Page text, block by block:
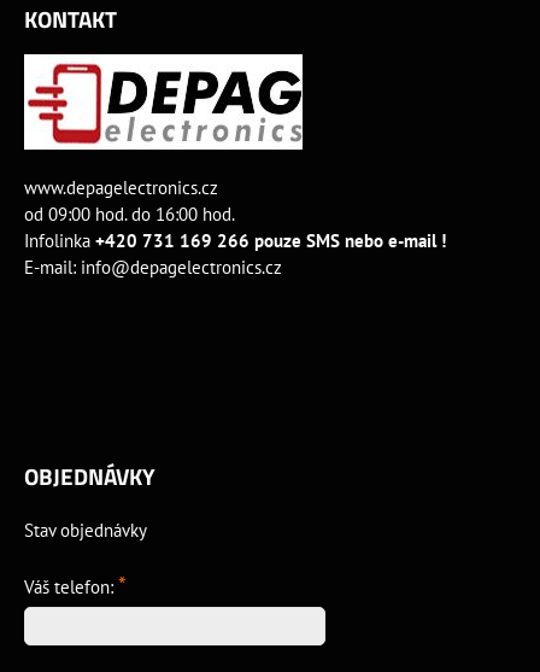
KONTAKT
www.depagelectronics.cz
od 09:00 hod. do 16:00 hod.
Infolinka +420 731 169 266 pouze SMS nebo e-mail !
E-mail: info@depagelectronics.cz
OBJEDNÁVKY
Stav objednávky
Váš telefon: *